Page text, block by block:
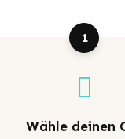
1
Wähle deinen